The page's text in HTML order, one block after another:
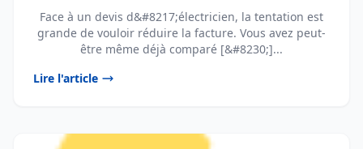
Face à un devis d&#8217;électricien, la tentation est
grande de vouloir réduire la facture. Vous avez peut-
être même déjà comparé [&#8230;]...
Lire l'article